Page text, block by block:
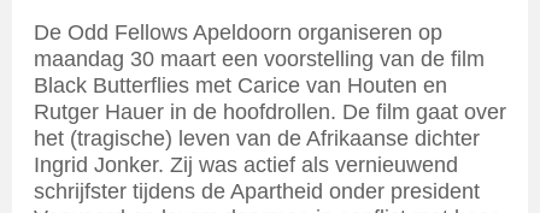
De Odd Fellows Apeldoorn organiseren op
maandag 30 maart een voorstelling van de film
Black Butterflies met Carice van Houten en
Rutger Hauer in de hoofdrollen. De film gaat over
het (tragische) leven van de Afrikaanse dichter
Ingrid Jonker. Zij was actief als vernieuwend
schrijfster tijdens de Apartheid onder president